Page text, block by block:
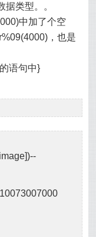
类型。。
中加了个空
，也是
语句中}